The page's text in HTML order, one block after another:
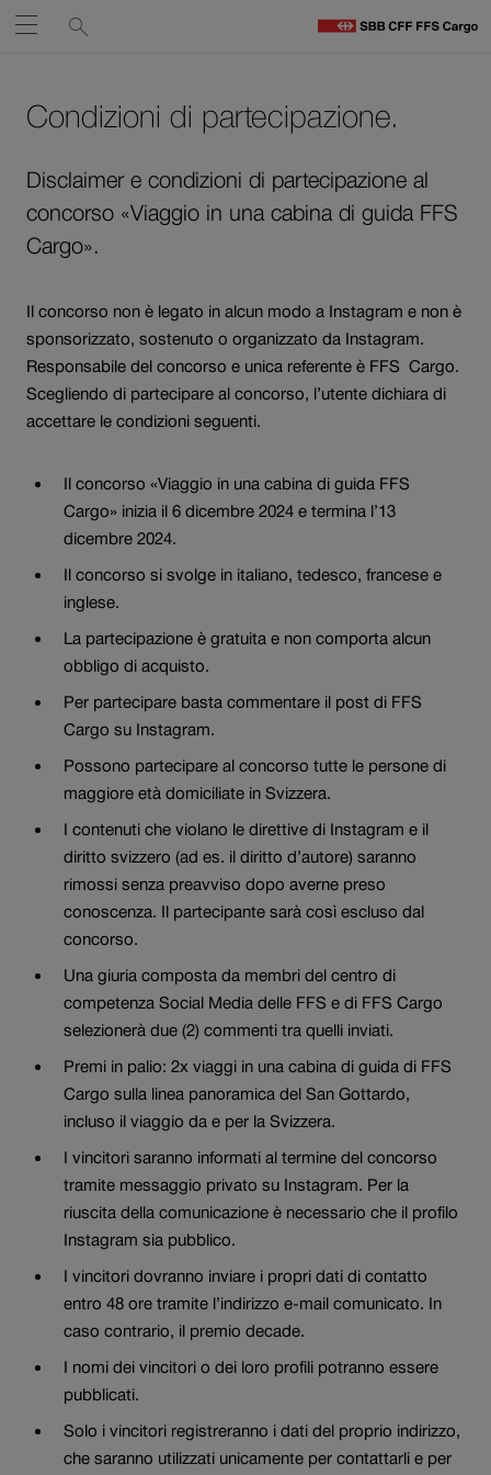
su
Service
links
Aprire
Condizioni di partecipazione.
Disclaimer e condizioni di partecipazione al
concorso «Viaggio in una cabina di guida FFS
Cargo».
Il concorso non è legato in alcun modo a Instagram e non è
sponsorizzato, sostenuto o organizzato da Instagram.
Responsabile del concorso e unica referente è FFS Cargo.
Scegliendo di partecipare al concorso, l’utente dichiara di
accettare le condizioni seguenti.
Il concorso «Viaggio in una cabina di guida FFS
Cargo» inizia il 6 dicembre 2024 e termina l’13
dicembre 2024.
Il concorso si svolge in italiano, tedesco, francese e
inglese.
La partecipazione è gratuita e non comporta alcun
obbligo di acquisto.
Per partecipare basta commentare il post di FFS
Cargo su Instagram.
Possono partecipare al concorso tutte le persone di
maggiore età domiciliate in Svizzera.
I contenuti che violano le direttive di Instagram e il
diritto svizzero (ad es. il diritto d’autore) saranno
rimossi senza preavviso dopo averne preso
conoscenza. Il partecipante sarà così escluso dal
concorso.
Una giuria composta da membri del centro di
competenza Social Media delle FFS e di FFS Cargo
selezionerà due (2) commenti tra quelli inviati.
Premi in palio: 2x viaggi in una cabina di guida di FFS
Cargo sulla linea panoramica del San Gottardo,
incluso il viaggio da e per la Svizzera.
I vincitori saranno informati al termine del concorso
tramite messaggio privato su Instagram. Per la
riuscita della comunicazione è necessario che il profilo
Instagram sia pubblico.
I vincitori dovranno inviare i propri dati di contatto
entro 48 ore tramite l’indirizzo e-mail comunicato. In
caso contrario, il premio decade.
I nomi dei vincitori o dei loro profili potranno essere
pubblicati.
Solo i vincitori registreranno i dati del proprio indirizzo,
che saranno utilizzati unicamente per contattarli e per